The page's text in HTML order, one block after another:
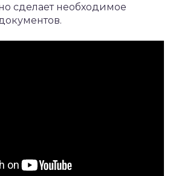
сделает необходимое